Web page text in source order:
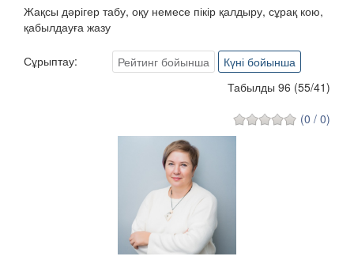
Жақсы дәрігер табу, оқу немесе пікір қалдыру, сұрақ кою,
қабылдауға жазу
Сұрыптау: Рейтинг бойынша
Күні бойынша
Табылды 96 (55/41)
(0 / 0)